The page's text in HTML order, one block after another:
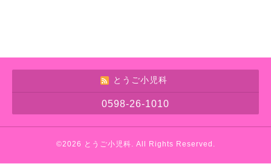
とうご小児科
0598-26-1010
©2026 とうご小児科 . All Rights Reserved.